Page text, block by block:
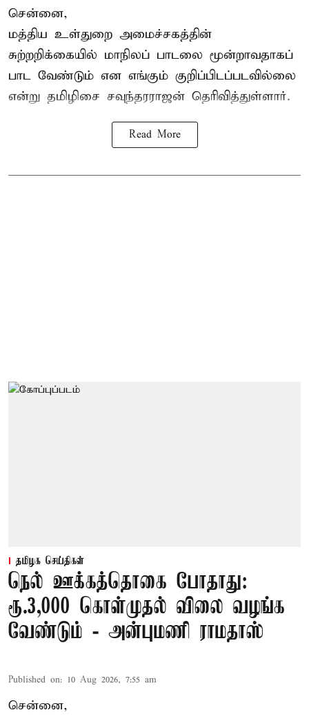
சென்னை,
மத்திய உள்துறை அமைச்சகத்தின்
சுற்றறிக்கையில் மாநிலப் பாடலை மூன்றாவதாகப்
பாட வேண்டும் என எங்கும் குறிப்பிடப்படவில்லை
என்று தமிழிசை சவுந்தரராஜன் தெரிவித்துள்ளார்.
Read More
தமிழக செய்திகள்
நெல் ஊக்கத்தொகை போதாது:
ரூ.3,000 கொள்முதல் விலை வழங்க
வேண்டும் - அன்புமணி ராமதாஸ்
Published on: 10 Aug 2026, 7:55 am
சென்னை,